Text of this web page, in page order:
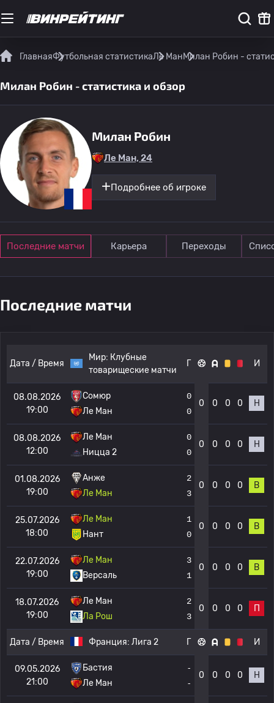
ГлавнаяФутбольная статистикаЛе МанМилан Робин -
Милан Робин - статистика и обзор
Милан Робин
Ле Ман, 24
Подробнее об игроке
Последние матчи Карьера Переходы
Последние матчи
Дата / Время
Мир: Клубные
товарищеские матчи
Г И
08.08.2026
19:00
Сомюр
Ле Ман
0
0
0 0 0 0 Н
08.08.2026
12:00
Ле Ман
Ницца 2
0
0
0 0 0 0 Н
01.08.2026
19:00
Анже
Ле Ман
2
3
0 0 0 0 В
25.07.2026
18:00
Ле Ман
Нант
1
0
0 0 0 0 В
22.07.2026
19:00
Ле Ман
Версаль
3
1
0 0 0 0 В
18.07.2026
19:00
Ле Ман
Ла Рош
2
3
0 0 0 0 П
Дата / Время Франция: Лига 2 Г И
09.05.2026
21:00
Бастия
Ле Ман
-
-
0 0 0 0 Н